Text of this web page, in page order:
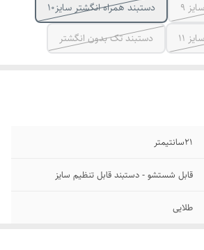
۹
دستبند همراه انگشتر سایز10
۱۱
دستبند تک بدون انگشتر
۲1سانتیمتر
قابل شستشو - دستبند قابل تنظیم سایز
طلایی